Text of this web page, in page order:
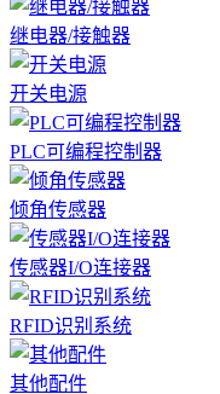
继电器/接触器
开关电源
PLC可编程控制器
倾角传感器
传感器I/O连接器
RFID识别系统
其他配件